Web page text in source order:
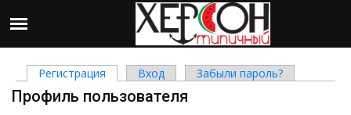
Главные вкладки
Регистрация (активная вкладка)
Вход Забыли пароль?
Профиль пользователя